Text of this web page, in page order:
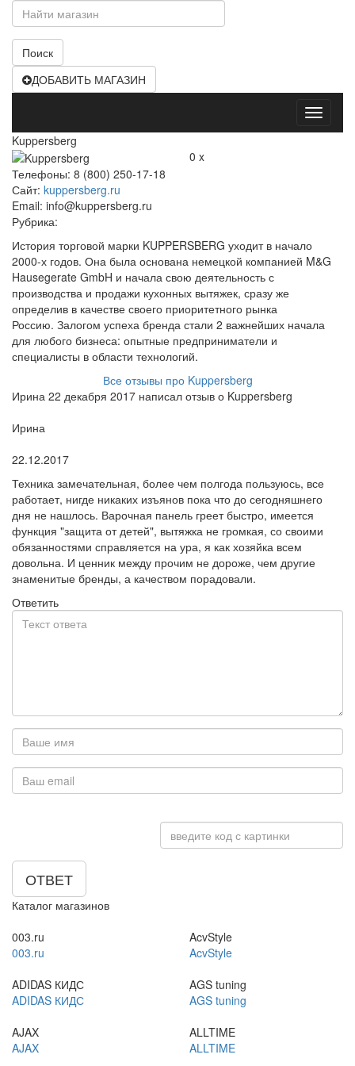
Поиск
ДОБАВИТЬ МАГАЗИН
Открыть
меню
Kuppersberg
0 x
Телефоны: 8 (800) 250-17-18
Сайт: kuppersberg.ru
Email: info@kuppersberg.ru
Рубрика:
История торговой марки KUPPERSBERG уходит в начало
2000-х годов. Она была основана немецкой компанией M&G
Hausegerate GmbH и начала свою деятельность с
производства и продажи кухонных вытяжек, сразу же
определив в качестве своего приоритетного рынка
Россию. Залогом успеха бренда стали 2 важнейших начала
для любого бизнеса: опытные предприниматели и
специалисты в области технологий.
Все отзывы про Kuppersberg
Ирина 22 декабря 2017 написал отзыв о Kuppersberg
Ирина
22.12.2017
Техника замечательная, более чем полгода пользуюсь, все
работает, нигде никаких изъянов пока что до сегодняшнего
дня не нашлось. Варочная панель греет быстро, имеется
функция "защита от детей", вытяжка не громкая, со своими
обязанностями справляется на ура, я как хозяйка всем
довольна. И ценник между прочим не дороже, чем другие
знаменитые бренды, а качеством порадовали.
Ответить
ОТВЕТ
Каталог магазинов
003.ru
003.ru
AcvStyle
AcvStyle
ADIDAS КИДС
ADIDAS КИДС
AGS tuning
AGS tuning
AJAX
AJAX
ALLTIME
ALLTIME